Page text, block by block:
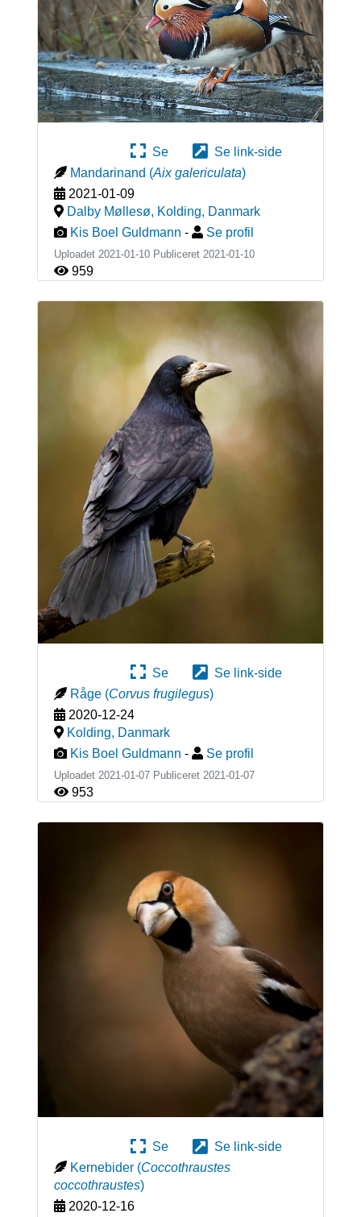
Se
Se link-side
Mandarinand (Aix galericulata)
2021-01-09
Dalby Møllesø, Kolding, Danmark
Kis Boel Guldmann - Se profil
Uploadet 2021-01-10 Publiceret 2021-01-10
959
Se
Se link-side
Råge (Corvus frugilegus)
2020-12-24
Kolding, Danmark
Kis Boel Guldmann - Se profil
Uploadet 2021-01-07 Publiceret 2021-01-07
953
Se
Se link-side
Kernebider (Coccothraustes
coccothraustes)
2020-12-16